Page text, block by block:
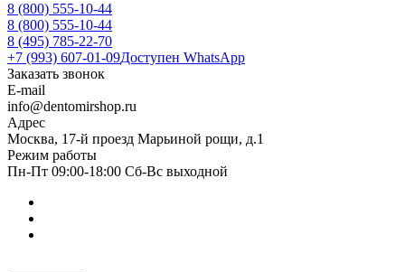
8 (800) 555-10-44
8 (800) 555-10-44
8 (495) 785-22-70
+7 (993) 607-01-09Доступен WhatsApp
Заказать звонок
E-mail
info@dentomirshop.ru
Адрес
Москва, 17-й проезд Марьиной рощи, д.1
Режим работы
Пн-Пт 09:00-18:00 Сб-Вс выходной